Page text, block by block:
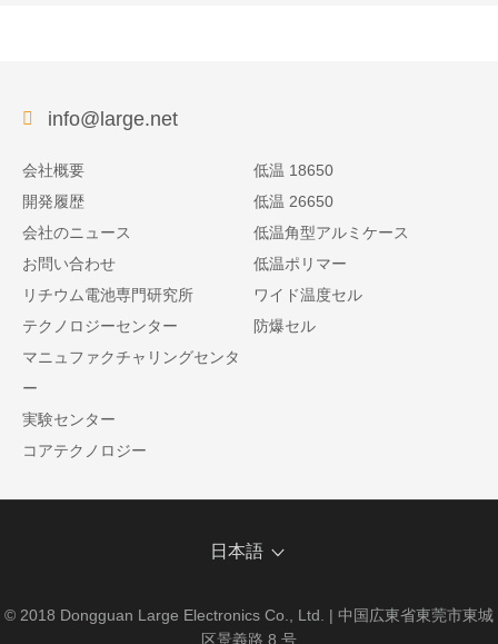
info@large.net
会社概要
開発履歴
会社のニュース
お問い合わせ
リチウム電池専門研究所
テクノロジーセンター
マニュファクチャリングセンタ
ー
実験センター
コアテクノロジー
低温 18650
低温 26650
低温角型アルミケース
低温ポリマー
ワイド温度セル
防爆セル
日本語
© 2018 Dongguan Large Electronics Co., Ltd. | 中国広東省東莞市東城
区景義路 8 号